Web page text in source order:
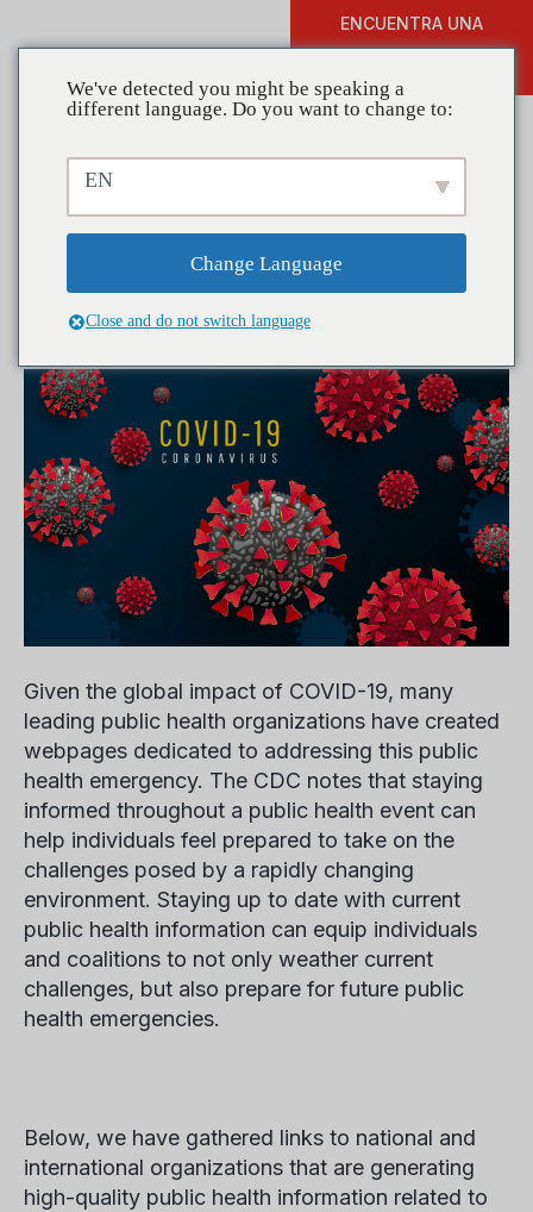
ENCUENTRA UNA
Public Health Information
and Resources for COVID-
Given the global impact of COVID-19, many
leading public health organizations have created
webpages dedicated to addressing this public
health emergency. The CDC notes that staying
informed throughout a public health event can
help individuals feel prepared to take on the
challenges posed by a rapidly changing
environment. Staying up to date with current
public health information can equip individuals
and coalitions to not only weather current
challenges, but also prepare for future public
health emergencies.
Below, we have gathered links to national and
international organizations that are generating
high-quality public health information related to
We've detected you might be speaking a
different language. Do you want to change to:
EN
Change Language
Close and do not switch language